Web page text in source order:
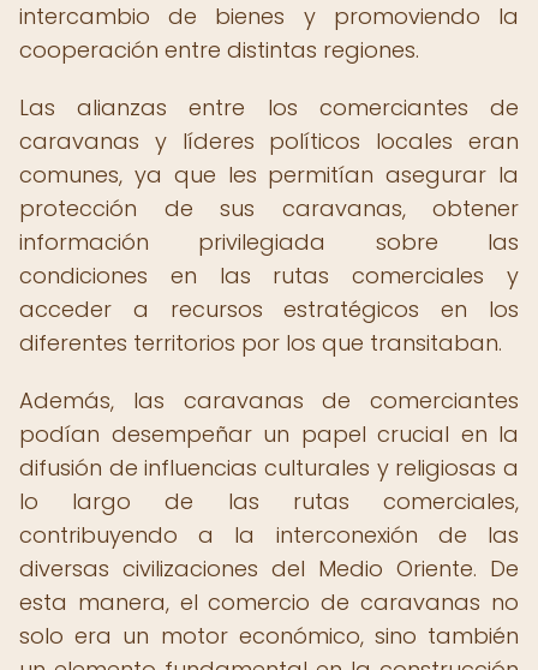
intercambio de bienes y promoviendo la
cooperación entre distintas regiones.
Las alianzas entre los comerciantes de
caravanas y líderes políticos locales eran
comunes, ya que les permitían asegurar la
protección de sus caravanas, obtener
información privilegiada sobre las
condiciones en las rutas comerciales y
acceder a recursos estratégicos en los
diferentes territorios por los que transitaban.
Además, las caravanas de comerciantes
podían desempeñar un papel crucial en la
difusión de influencias culturales y religiosas a
lo largo de las rutas comerciales,
contribuyendo a la interconexión de las
diversas civilizaciones del Medio Oriente. De
esta manera, el comercio de caravanas no
solo era un motor económico, sino también